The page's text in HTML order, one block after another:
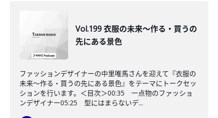
Vol.199 衣服の未来〜作る・買うの
先にある景色
ファッションデザイナーの中里唯馬さんを迎えて『衣服の
未来〜作る・買うの先にある景色』をテーマにトークセッ
ションを行います。＜目次＞00:35 一点物のファッショ
ンデザイナー05:25 型にはまらないデ...